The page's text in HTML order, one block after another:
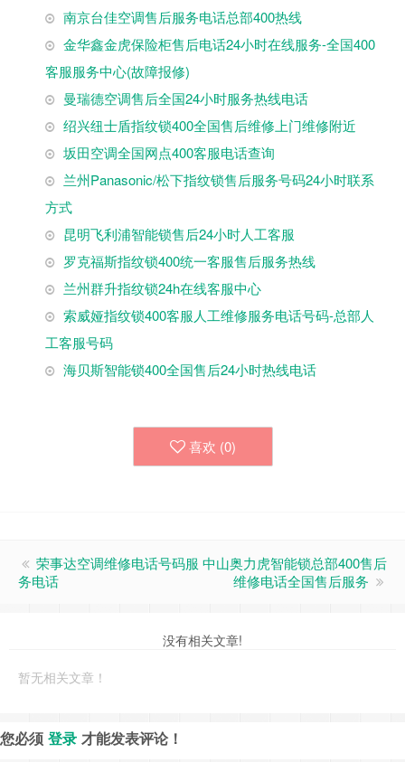
南京台佳空调售后服务电话总部400热线
金华鑫金虎保险柜售后电话24小时在线服务-全国400
客服服务中心(故障报修)
曼瑞德空调售后全国24小时服务热线电话
绍兴纽士盾指纹锁400全国售后维修上门维修附近
坂田空调全国网点400客服电话查询
兰州Panasonic/松下指纹锁售后服务号码24小时联系
方式
昆明飞利浦智能锁售后24小时人工客服
罗克福斯指纹锁400统一客服售后服务热线
兰州群升指纹锁24h在线客服中心
索威娅指纹锁400客服人工维修服务电话号码-总部人
工客服号码
海贝斯智能锁400全国售后24小时热线电话
喜欢 (0)
荣事达空调维修电话号码服
务电话
中山奥力虎智能锁总部400售后
维修电话全国售后服务
没有相关文章!
暂无相关文章！
您必须 登录 才能发表评论！